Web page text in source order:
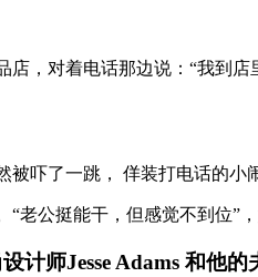
店，对着电话那边说：“我到
被吓了一跳， 佯装打电话的
老公挺能干，但感觉不到位”，
计师Jesse Adams 和他